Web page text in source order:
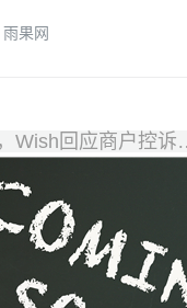
果网
Wish回应商户控